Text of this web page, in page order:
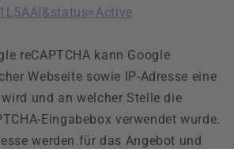
reCAPTCHA kann Google
Webseite sowie IP-Adresse eine
und an welcher Stelle die
Eingabebox verwendet wurde.
werden für das Angebot und